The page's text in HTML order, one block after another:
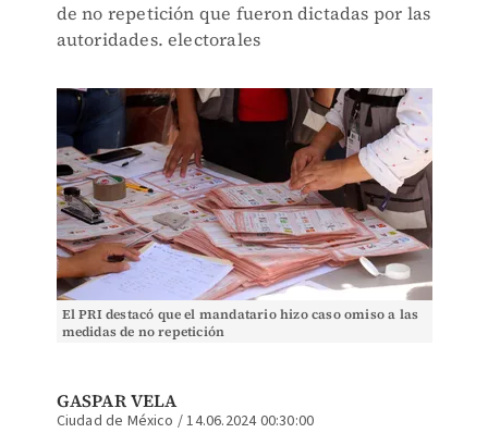
de no repetición que fueron dictadas por las
autoridades. electorales
El PRI destacó que el mandatario hizo caso omiso a las
medidas de no repetición
GASPAR VELA
Ciudad de México /14.06.2024 00:30:00